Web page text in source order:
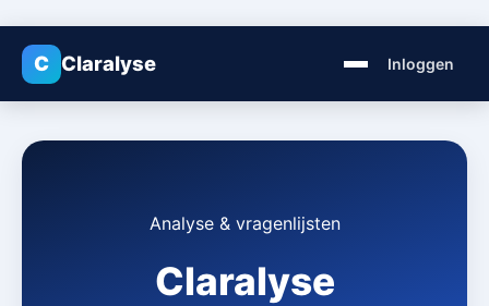
C Claralyse Inloggen
Analyse & vragenlijsten
Claralyse